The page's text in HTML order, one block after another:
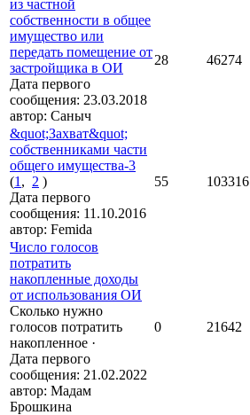
из частной
собственности в общее
имущество или
передать помещение от
застройщика в ОИ
Дата первого
сообщения: 23.03.2018
автор: Саныч
28 46274
&quot;Захват&quot;
собственниками части
общего имущества-3
(1 , 2 )
Дата первого
сообщения: 11.10.2016
автор: Femida
55 103316
Число голосов
потратить
накопленные доходы
от использования ОИ
Сколько нужно
голосов потратить
накопленное ·
Дата первого
сообщения: 21.02.2022
автор: Мадам
Брошкина
0 21642